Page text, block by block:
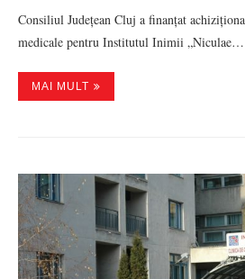
Consiliul Județean Cluj a finanțat
medicale pentru Institutul Inimii „Niculae…
MAI MULT